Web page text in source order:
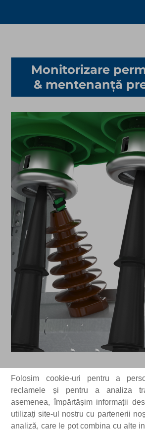
Folosim cookie-uri pentru a
reclamele și pentru a analiza
asemenea, împărtășim informații
utilizați site-ul nostru cu partenerii
analiză, care le pot combina cu alte
Despre ALFA SM AIR-
Monitorizare
& mentenanță
Alfa SM AIR-SET este o